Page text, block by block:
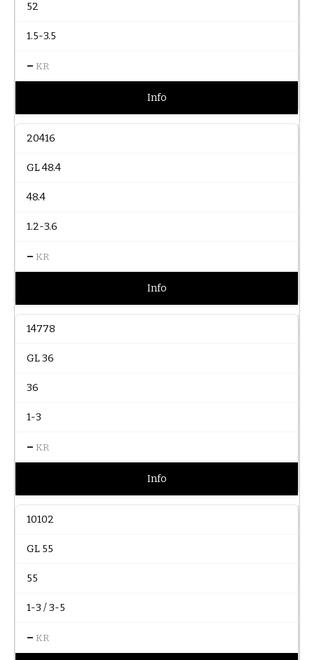
52
1.5-3.5
– KR
Info
20416
GL 48.4
48.4
1.2-3.6
– KR
Info
14778
GL 36
36
1-3
– KR
Info
10102
GL 55
55
1-3 / 3-5
– KR